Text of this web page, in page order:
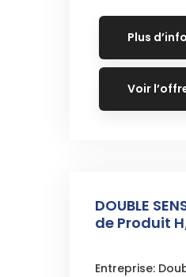
Plus
Voir
DOUBLE
de Produit
Entreprise: